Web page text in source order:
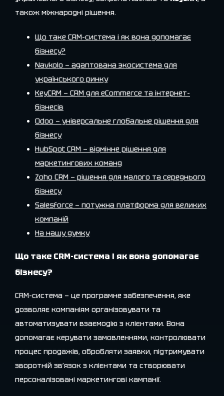
також міжнародні рішення.
Що таке CRM-система і як вона допомагає
бізнесу?
Navkolо — адаптована экосистема для
українського ринку
KeyCRM — CRM для eCommerce та інтернет-
бізнесів
Odoo — універсальне глобальне рішення для
бізнесу
HubSpot CRM — відмінне рішення для
маркетингових команд
Zoho CRM — рішення для малого та середнього
бізнесу
Salesforce — потужна платформа для великих
компаній
На нашу думку
Що таке CRM-система і як вона допомагає
бізнесу?
CRM-система — це програмне забезпечення, яке
дозволяє компаніям організовувати та
автоматизувати взаємодію з клієнтами. Вона
допомагає керувати замовленнями, контролювати
процес продажів, обробляти заявки, підтримувати
зворотній зв’язок з клієнтами та створювати
персоналізовані маркетингові кампанії.